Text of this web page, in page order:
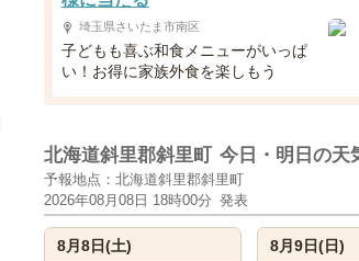
埼玉県さいたま市南区
子どもも喜ぶ和食メニューがいっぱ
い！お得に家族外食を楽しもう
北海道斜里郡斜里町 今日・明日の天
予報地点：北海道斜里郡斜里町
2026年08月08日 18時00分 発表
8月8日(土) 8月9日(日)